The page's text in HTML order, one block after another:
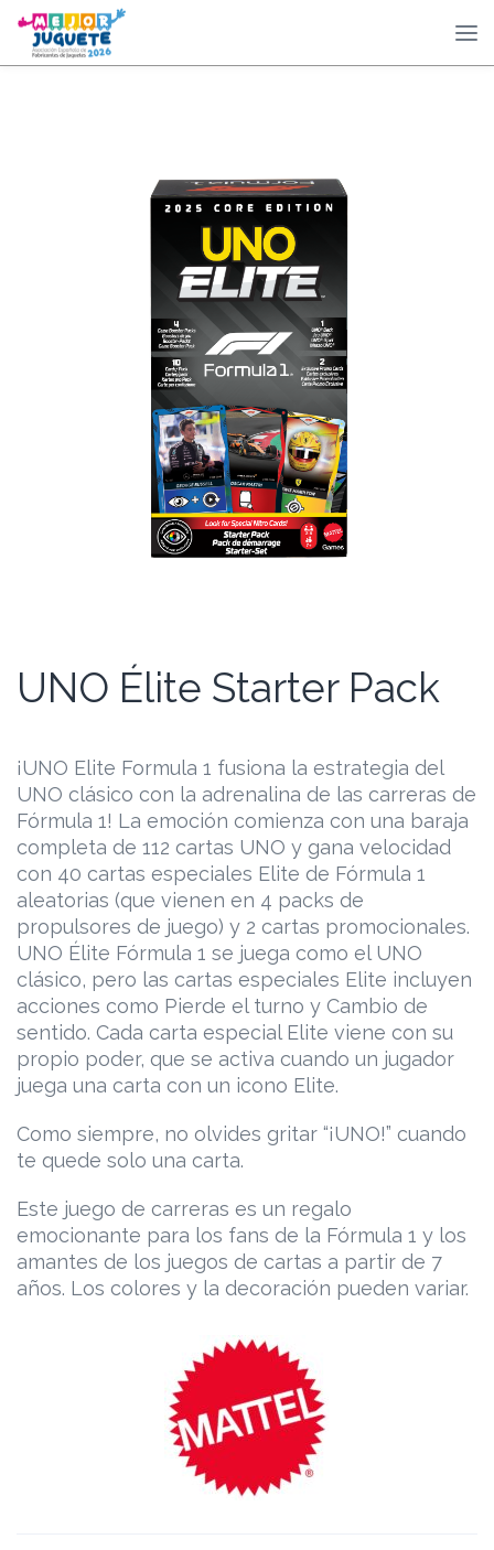
UNO Élite Starter Pack
¡UNO Elite Formula 1 fusiona la estrategia del
UNO clásico con la adrenalina de las carreras de
Fórmula 1! La emoción comienza con una baraja
completa de 112 cartas UNO y gana velocidad
con 40 cartas especiales Elite de Fórmula 1
aleatorias (que vienen en 4 packs de
propulsores de juego) y 2 cartas promocionales.
UNO Élite Fórmula 1 se juega como el UNO
clásico, pero las cartas especiales Elite incluyen
acciones como Pierde el turno y Cambio de
sentido. Cada carta especial Elite viene con su
propio poder, que se activa cuando un jugador
juega una carta con un icono Elite.
Como siempre, no olvides gritar “¡UNO!” cuando
te quede solo una carta.
Este juego de carreras es un regalo
emocionante para los fans de la Fórmula 1 y los
amantes de los juegos de cartas a partir de 7
años. Los colores y la decoración pueden variar.